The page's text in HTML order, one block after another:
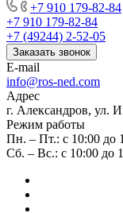
+7 910 179-82-84
+7 910 179-82-84
+7 (49244) 2-52-05
Заказать звонок
E-mail
info@ros-ned.com
Адрес
г. Александров, ул.
Режим работы
Пн. – Пт.: с 10:00 до
Сб. – Вс.: с 10:00 до